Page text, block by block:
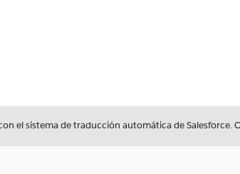
el sistema de traducción automática de Salesforce.